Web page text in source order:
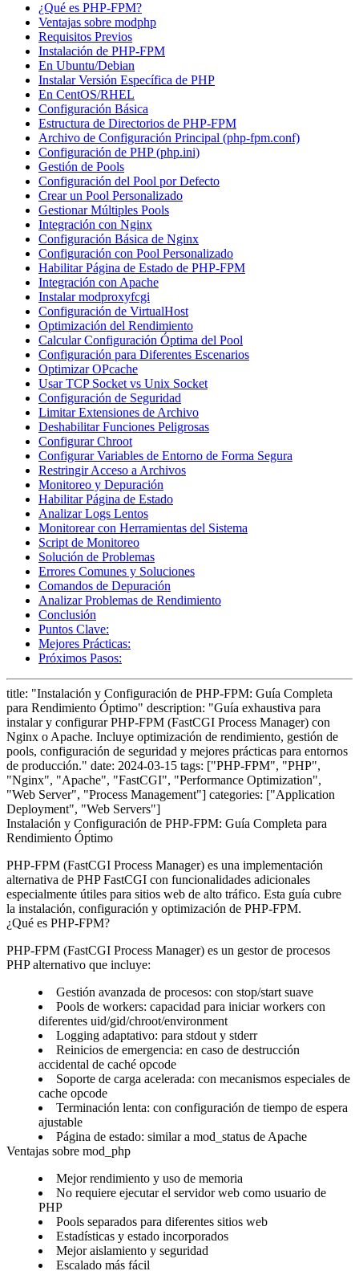
¿Qué es PHP-FPM?
Ventajas sobre modphp
Requisitos Previos
Instalación de PHP-FPM
En Ubuntu/Debian
Instalar Versión Específica de PHP
En CentOS/RHEL
Configuración Básica
Estructura de Directorios de PHP-FPM
Archivo de Configuración Principal (php-fpm.conf)
Configuración de PHP (php.ini)
Gestión de Pools
Configuración del Pool por Defecto
Crear un Pool Personalizado
Gestionar Múltiples Pools
Integración con Nginx
Configuración Básica de Nginx
Configuración con Pool Personalizado
Habilitar Página de Estado de PHP-FPM
Integración con Apache
Instalar modproxyfcgi
Configuración de VirtualHost
Optimización del Rendimiento
Calcular Configuración Óptima del Pool
Configuración para Diferentes Escenarios
Optimizar OPcache
Usar TCP Socket vs Unix Socket
Configuración de Seguridad
Limitar Extensiones de Archivo
Deshabilitar Funciones Peligrosas
Configurar Chroot
Configurar Variables de Entorno de Forma Segura
Restringir Acceso a Archivos
Monitoreo y Depuración
Habilitar Página de Estado
Analizar Logs Lentos
Monitorear con Herramientas del Sistema
Script de Monitoreo
Solución de Problemas
Errores Comunes y Soluciones
Comandos de Depuración
Analizar Problemas de Rendimiento
Conclusión
Puntos Clave:
Mejores Prácticas:
Próximos Pasos:
title: "Instalación y Configuración de PHP-FPM: Guía Completa
para Rendimiento Óptimo" description: "Guía exhaustiva para
instalar y configurar PHP-FPM (FastCGI Process Manager) con
Nginx o Apache. Incluye optimización de rendimiento, gestión de
pools, configuración de seguridad y mejores prácticas para entornos
de producción." date: 2024-03-15 tags: ["PHP-FPM", "PHP",
"Nginx", "Apache", "FastCGI", "Performance Optimization",
"Web Server", "Process Management"] categories: ["Application
Deployment", "Web Servers"]
Instalación y Configuración de PHP-FPM: Guía Completa para
Rendimiento Óptimo
PHP-FPM (FastCGI Process Manager) es una implementación
alternativa de PHP FastCGI con funcionalidades adicionales
especialmente útiles para sitios web de alto tráfico. Esta guía cubre
la instalación, configuración y optimización de PHP-FPM.
¿Qué es PHP-FPM?
PHP-FPM (FastCGI Process Manager) es un gestor de procesos
PHP alternativo que incluye:
Gestión avanzada de procesos: con stop/start suave
Pools de workers: capacidad para iniciar workers con
diferentes uid/gid/chroot/environment
Logging adaptativo: para stdout y stderr
Reinicios de emergencia: en caso de destrucción
accidental de caché opcode
Soporte de carga acelerada: con mecanismos especiales de
cache opcode
Terminación lenta: con configuración de tiempo de espera
ajustable
Página de estado: similar a mod_status de Apache
Ventajas sobre mod_php
Mejor rendimiento y uso de memoria
No requiere ejecutar el servidor web como usuario de
PHP
Pools separados para diferentes sitios web
Estadísticas y estado incorporados
Mejor aislamiento y seguridad
Escalado más fácil